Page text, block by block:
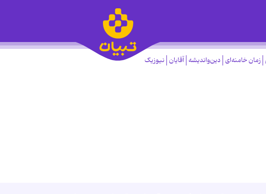
زمان خامنه‌ای دین‌واندیشه آقایان نیوزیک